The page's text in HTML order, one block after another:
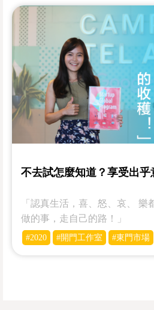
不去試怎麼知道？享受出乎
「認真生活，喜、怒、哀、 樂
做的事，走自己的路！」
#2020 #開門工作室 #東門市場